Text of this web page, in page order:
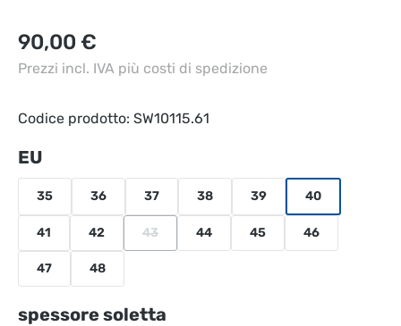
Prezzo normale:
90,00 €
Prezzi incl. IVA più costi di spedizione
Codice prodotto: SW10115.61
Seleziona
EU
35 36 37 38 39 40
41 42 43
(Questa opzione non è al momento disponibile.)
44 45 46
47 48
Seleziona
spessore soletta